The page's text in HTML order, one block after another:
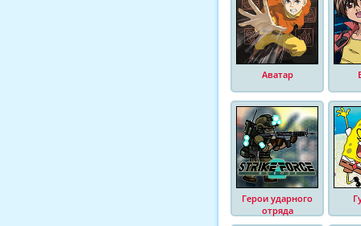
Аватар
Герои ударного
отряда